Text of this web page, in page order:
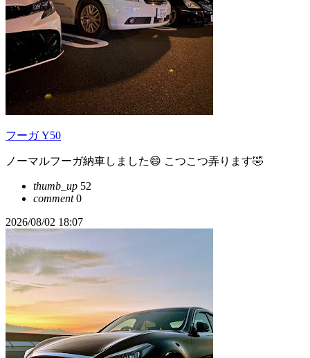
フーガ Y50
ノーマルフーガ納車しました😄 こつこつ弄ります🤣
thumb_up 52
comment0
2026/08/02 18:07